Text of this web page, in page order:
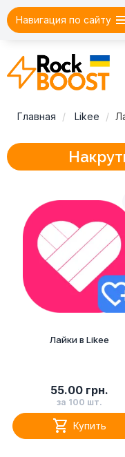
Навигация по сайту
Главная Likee
Лайки в Likee
55.00 грн.
за 100 шт.
 Купить